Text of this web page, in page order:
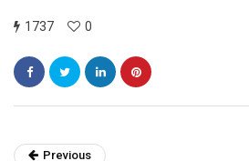
1737 0
Previous